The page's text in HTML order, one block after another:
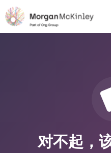
对不起，